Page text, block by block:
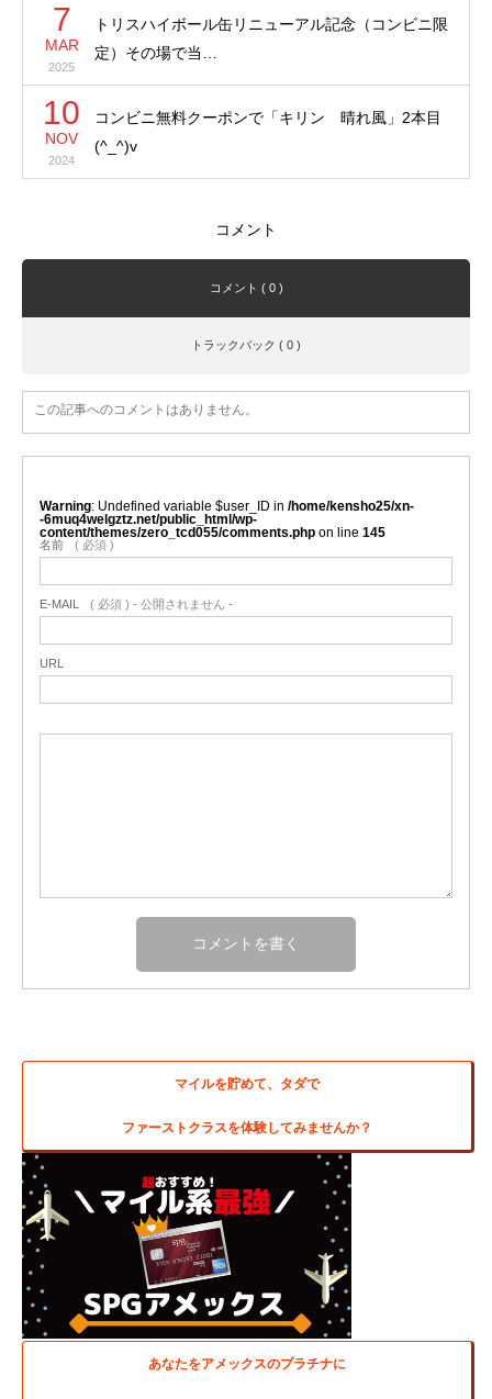
7
MAR
2025
トリスハイボール缶リニューアル記念（コンビニ限
定）その場で当…
10
NOV
2024
コンビニ無料クーポンで「キリン 晴れ風」2本目
(^_^)v
コメント
コメント ( 0 )
トラックバック ( 0 )
この記事へのコメントはありません。
Warning : Undefined variable $user_ID in /home/kensho25/xn-
-6muq4welgztz.net/public_html/wp-
content/themes/zero_tcd055/comments.php on line 145
名前 ( 必須 )
E-MAIL ( 必須 ) - 公開されません -
URL
マイルを貯めて、タダで
ファーストクラスを体験してみませんか？
あなたをアメックスのプラチナに